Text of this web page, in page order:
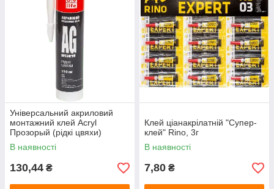
Універсальний акриловий
монтажний клей Acryl
Прозорый (рідкі цвяхи)
В наявності
130,44 ₴
Клей ціанакрілатній "Супер-
клей" Rino, 3г
В наявності
7,80 ₴